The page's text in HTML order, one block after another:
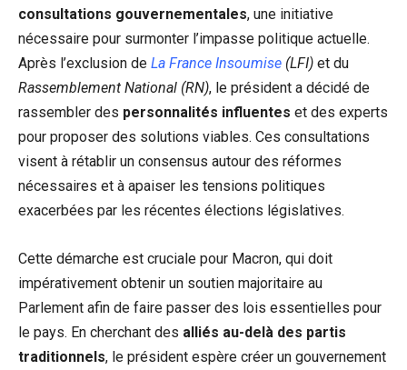
consultations gouvernementales, une initiative
nécessaire pour surmonter l’impasse politique actuelle.
Après l’exclusion de La France Insoumise (LFI) et du
Rassemblement National (RN), le président a décidé de
rassembler des personnalités influentes et des experts
pour proposer des solutions viables. Ces consultations
visent à rétablir un consensus autour des réformes
nécessaires et à apaiser les tensions politiques
exacerbées par les récentes élections législatives.
Cette démarche est cruciale pour Macron, qui doit
impérativement obtenir un soutien majoritaire au
Parlement afin de faire passer des lois essentielles pour
le pays. En cherchant des alliés au-delà des partis
traditionnels, le président espère créer un gouvernement